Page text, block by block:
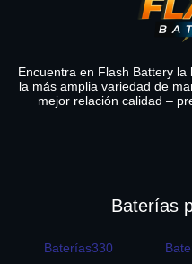
Encuentra en Flash Battery
la más amplia variedad de
mejor relación calidad –
Baterías
Baterías330